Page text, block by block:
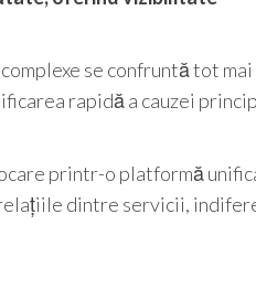
se confruntă tot mai
rapidă a cauzei
printr-o platformă
dintre servicii,